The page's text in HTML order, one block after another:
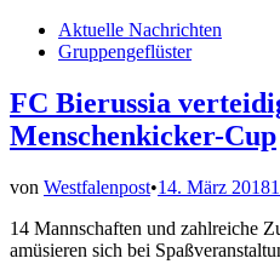
neue
Gevelsberger
Veröffentlicht
Aktuelle Nachrichten
Gruppengeflüster
FC Bierussia
Menschenkicker-Cup
von Westfalenpost•14. März 2018
14 Mannschaften und zahlreiche
amüsieren sich bei